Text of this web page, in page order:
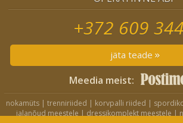
+372 609
jäta teade
Meedia meist:
nokamüts| trenniriided | korvpalli riided |
jalanõud meestele | dressikomplekt meestele |